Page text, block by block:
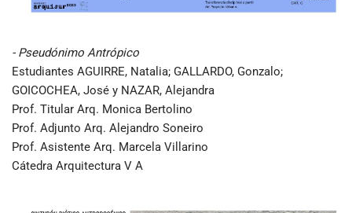
- Pseudónimo Antrópico
Estudiantes AGUIRRE, Natalia; GALLARDO, Gonzalo;
GOICOCHEA, José y NAZAR, Alejandra
Prof. Titular Arq. Monica Bertolino
Prof. Adjunto Arq. Alejandro Soneiro
Prof. Asistente Arq. Marcela Villarino
Cátedra Arquitectura V A